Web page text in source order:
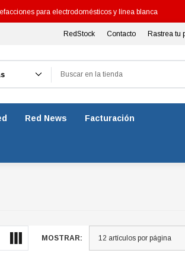
para electrodomésticos y línea blanca
RedStock Contacto Rastrea tu
Red News Facturación
MOSTRAR: